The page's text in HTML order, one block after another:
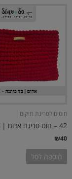
חוטים לסריגת תיקים
42 – חוט סריגה אדום | בד כותנה
₪40
הוספה לסל